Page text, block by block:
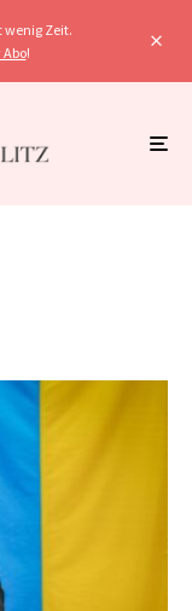
wenig Zeit.
!